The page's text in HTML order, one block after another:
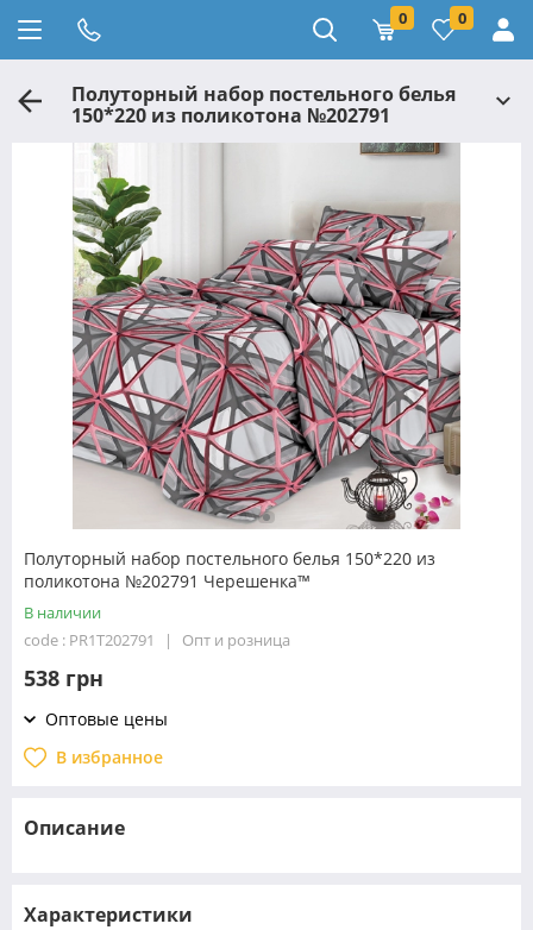
0 0
Полуторный набор постельного белья
150*220 из поликотона №202791
Черешенка™
Полуторный набор постельного белья 150*220 из
поликотона №202791 Черешенка™
В наличии
code : PR1T202791
Опт и розница
538 грн
Оптовые цены
В избранное
Описание
Характеристики